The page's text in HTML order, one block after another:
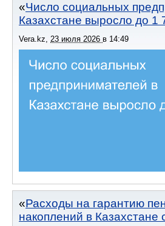
Число социальных
Казахстане выросло до 1
Vera.kz, 23 июля 2026 в 14:49
Расходы на гарантию
накоплений в Казахстане